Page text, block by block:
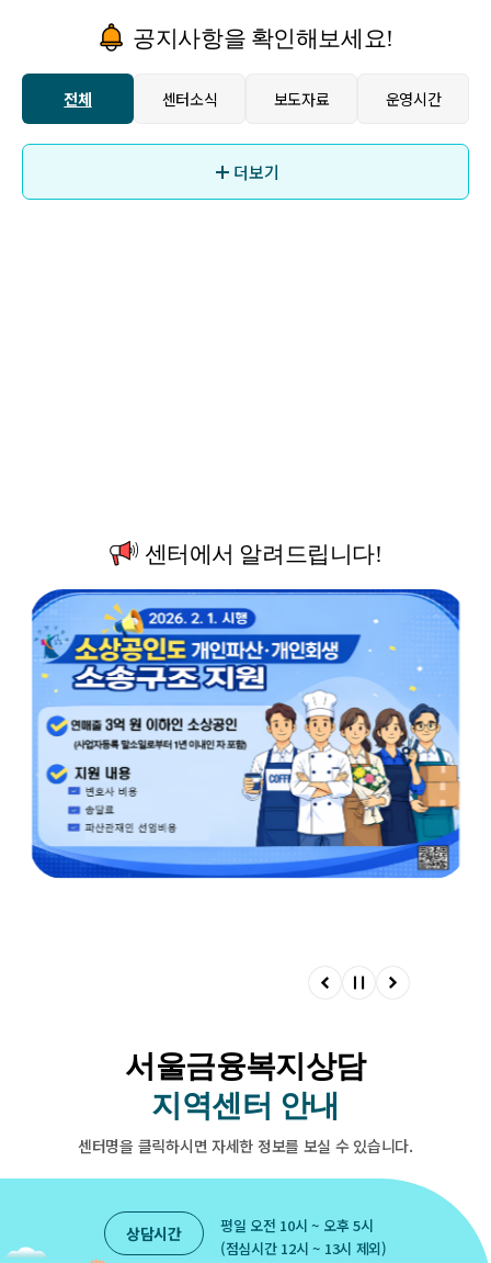
공지사항을 확인해보세요!
전체
체
더보기
센터소식
터
보도자료
도
자
료
운영시간
영
센터에서 알려드립니다!
이
정
다
서울금융복지상담
지역센터 안내
센터명을 클릭하시면 자세한 정보를 보실 수 있습니다.
상담시간
평일 오전 10시 ~ 오후 5시
(점심시간 12시 ~ 13시 제외)